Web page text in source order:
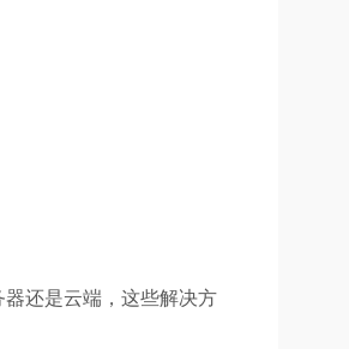
还是云端，这些解决方